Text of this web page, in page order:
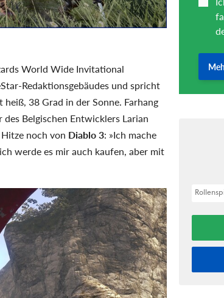
World Wide Invitational
Redaktionsgebäudes und spricht
heiß, 38 Grad in der Sonne. Farhang
Belgischen Entwicklers Larian
noch von Diablo 3: »Ich mache
werde es mir auch kaufen, aber mit